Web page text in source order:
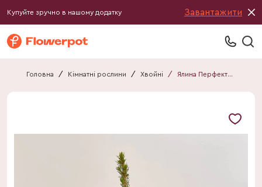
Купуйте зручно в нашому додатку Завантажити
Головна / Кімнатні рослини / Хвойні / Ялина Перфекта декор в кер.